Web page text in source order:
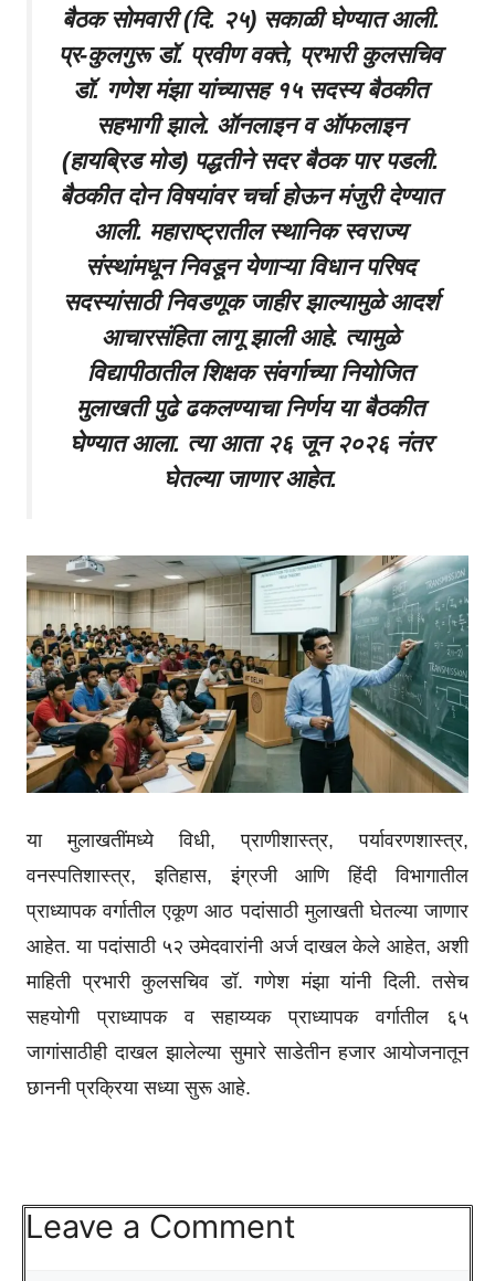
बैठक सोमवारी (दि. २५) सकाळी घेण्यात आली.
प्र-कुलगुरू डॉ. प्रवीण वक्ते, प्रभारी कुलसचिव
डॉ. गणेश मंझा यांच्यासह १५ सदस्य बैठकीत
सहभागी झाले. ऑनलाइन व ऑफलाइन
(हायब्रिड मोड) पद्धतीने सदर बैठक पार पडली.
बैठकीत दोन विषयांवर चर्चा होऊन मंजुरी देण्यात
आली. महाराष्ट्रातील स्थानिक स्वराज्य
संस्थांमधून निवडून येणाऱ्या विधान परिषद
सदस्यांसाठी निवडणूक जाहीर झाल्यामुळे आदर्श
आचारसंहिता लागू झाली आहे. त्यामुळे
विद्यापीठातील शिक्षक संवर्गाच्या नियोजित
मुलाखती पुढे ढकलण्याचा निर्णय या बैठकीत
घेण्यात आला. त्या आता २६ जून २०२६ नंतर
घेतल्या जाणार आहेत.
या मुलाखतींमध्ये विधी, प्राणीशास्त्र, पर्यावरणशास्त्र,
वनस्पतिशास्त्र, इतिहास, इंग्रजी आणि हिंदी विभागातील
प्राध्यापक वर्गातील एकूण आठ पदांसाठी मुलाखती घेतल्या जाणार
आहेत. या पदांसाठी ५२ उमेदवारांनी अर्ज दाखल केले आहेत, अशी
माहिती प्रभारी कुलसचिव डॉ. गणेश मंझा यांनी दिली. तसेच
सहयोगी प्राध्यापक व सहाय्यक प्राध्यापक वर्गातील ६५
जागांसाठीही दाखल झालेल्या सुमारे साडेतीन हजार आयोजनातून
छाननी प्रक्रिया सध्या सुरू आहे.
Leave a Comment